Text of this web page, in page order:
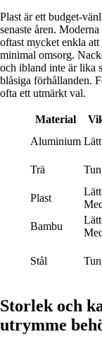
Plast är ett budget-
senaste åren.
oftast mycket enkla
minimal omsorg.
och ibland inte är lika
blåsiga förhållanden.
ofta ett utmärkt val.
Material
Aluminium Lätt
Trä
Plast
Bambu
Stål
Storlek och
utrymme